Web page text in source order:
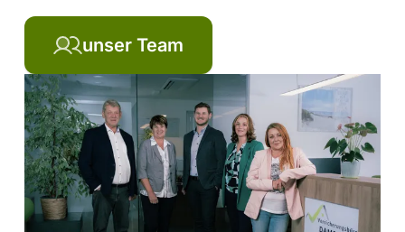
unser Team